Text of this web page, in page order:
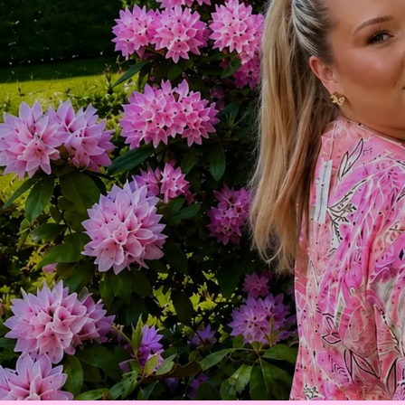
Tre
Familjeföretag med lång erfarenhet
LÄS MER